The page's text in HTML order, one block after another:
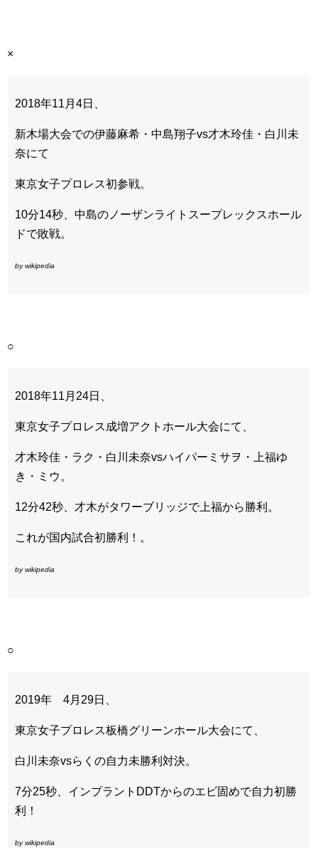
×
2018年11月4日、
新木場大会での伊藤麻希・中島翔子vs才木玲佳・白川未
奈にて
東京女子プロレス初参戦。
10分14秒、中島のノーザンライトスープレックスホール
ドで敗戦。
by wikipedia
○
2018年11月24日、
東京女子プロレス成増アクトホール大会にて、
才木玲佳・ラク・白川未奈vsハイパーミサヲ・上福ゆ
き・ミウ。
12分42秒、才木がタワーブリッジで上福から勝利。
これが国内試合初勝利！。
by wikipedia
○
2019年 4月29日、
東京女子プロレス板橋グリーンホール大会にて、
白川未奈vsらくの自力未勝利対決。
7分25秒、インプラントDDTからのエビ固めで自力初勝
利！
by wikipedia